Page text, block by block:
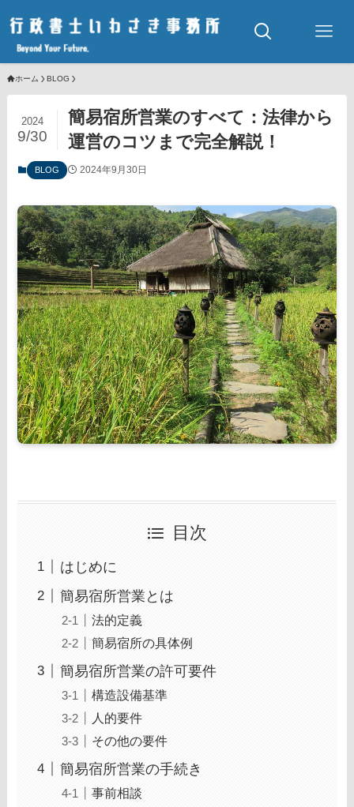
ホーム BLOG
簡易宿所営業のすべて：法律から
運営のコツまで完全解説！
2024
9/30
BLOG 2024年9月30日
目次
はじめに
簡易宿所営業とは
法的定義
簡易宿所の具体例
簡易宿所営業の許可要件
構造設備基準
人的要件
その他の要件
簡易宿所営業の手続き
事前相談